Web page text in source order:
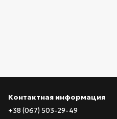
Контактная информация
+38 (067) 503-29-49